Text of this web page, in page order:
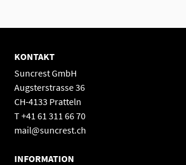
KONTAKT
Suncrest GmbH
Augsterstrasse 36
CH-4133 Pratteln
T +41 61 311 66 70
mail@suncrest.ch
INFORMATION